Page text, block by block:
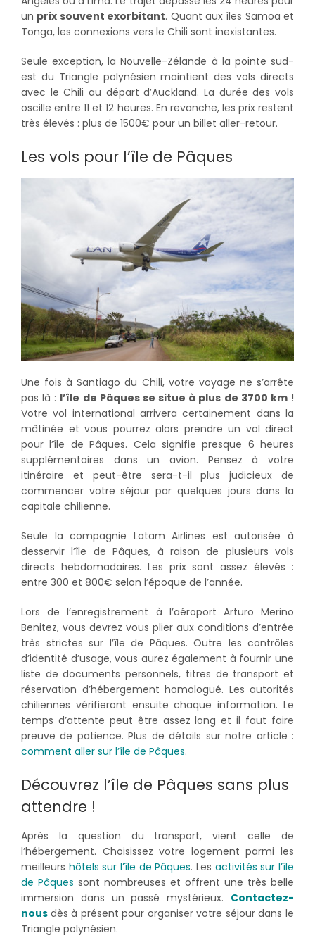
un prix souvent exorbitant. Quant aux îles Samoa et
Tonga, les connexions vers le Chili sont inexistantes.
Seule exception, la Nouvelle-Zélande à la pointe sud-
est du Triangle polynésien maintient des vols directs
avec le Chili au départ d’Auckland. La durée des vols
oscille entre 11 et 12 heures. En revanche, les prix restent
très élevés : plus de 1500€ pour un billet aller-retour.
Les vols pour l’île de Pâques
Une fois à Santiago du Chili, votre voyage ne s’arrête
pas là : l’île de Pâques se situe à plus de 3700 km!
Votre vol international arrivera certainement dans la
mâtinée et vous pourrez alors prendre un vol direct
pour l’île de Pâques. Cela signifie presque 6 heures
supplémentaires dans un avion. Pensez à votre
itinéraire et peut-être sera-t-il plus judicieux de
commencer votre séjour par quelques jours dans la
capitale chilienne.
Seule la compagnie Latam Airlines est autorisée à
desservir l’île de Pâques, à raison de plusieurs vols
directs hebdomadaires. Les prix sont assez élevés :
entre 300 et 800€ selon l’époque de l’année.
Lors de l’enregistrement à l’aéroport Arturo Merino
Benitez, vous devrez vous plier aux conditions d’entrée
très strictes sur l’île de Pâques. Outre les contrôles
d’identité d’usage, vous aurez également à fournir une
liste de documents personnels, titres de transport et
réservation d’hébergement homologué. Les autorités
chiliennes vérifieront ensuite chaque information. Le
temps d’attente peut être assez long et il faut faire
preuve de patience. Plus de détails sur notre article :
comment aller sur l’île de Pâques.
Découvrez l’île de Pâques sans plus
attendre !
Après la question du transport, vient celle de
l’hébergement. Choisissez votre logement parmi les
meilleurs hôtels sur l’île de Pâques. Les activités sur l’île
de Pâques sont nombreuses et offrent une très belle
immersion dans un passé mystérieux. Contactez-
nous dès à présent pour organiser votre séjour dans le
Triangle polynésien.